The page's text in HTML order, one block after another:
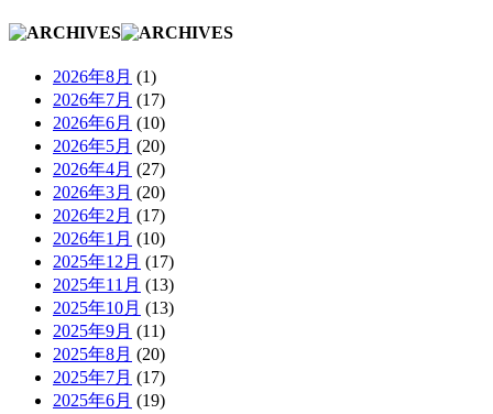
2026年8月 (1)
2026年7月 (17)
2026年6月 (10)
2026年5月 (20)
2026年4月 (27)
2026年3月 (20)
2026年2月 (17)
2026年1月 (10)
2025年12月 (17)
2025年11月 (13)
2025年10月 (13)
2025年9月 (11)
2025年8月 (20)
2025年7月 (17)
2025年6月 (19)